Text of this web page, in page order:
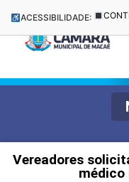
ACESSIBILIDADE:
Vereadores
médico